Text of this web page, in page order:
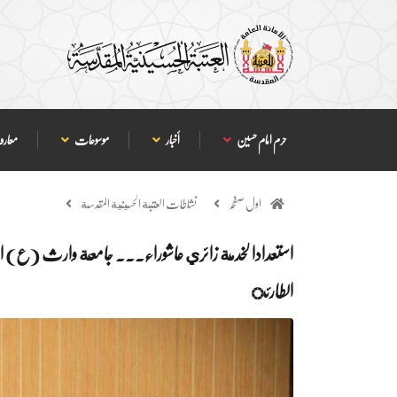
حرم امام حسین أخبار موسوعات
اول صفحہ نشاطات العتبة الحسينية المقدسة
استعدادا لخدمة زائري عاشوراء... جامعة وارث (ع)
الطارئ